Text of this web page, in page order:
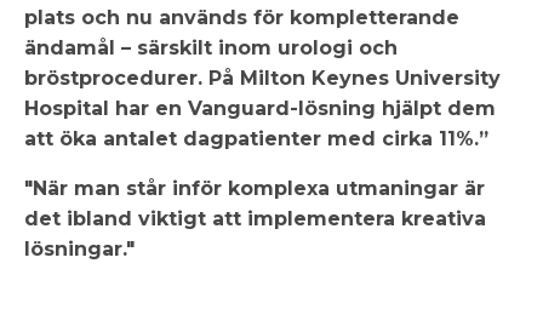
plats och nu används för kompletterande
ändamål – särskilt inom urologi och
bröstprocedurer. På Milton Keynes University
Hospital har en Vanguard-lösning hjälpt dem
att öka antalet dagpatienter med cirka 11%.”
"När man står inför komplexa utmaningar är
det ibland viktigt att implementera kreativa
lösningar."